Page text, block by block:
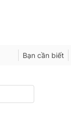
Bạn cần biết